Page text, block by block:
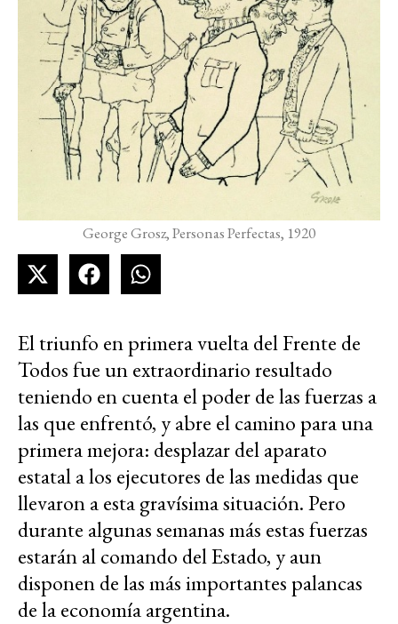
George Grosz, Personas Perfectas, 1920
El triunfo en primera vuelta del Frente de
Todos fue un extraordinario resultado
teniendo en cuenta el poder de las fuerzas a
las que enfrentó, y abre el camino para una
primera mejora: desplazar del aparato
estatal a los ejecutores de las medidas que
llevaron a esta gravísima situación. Pero
durante algunas semanas más estas fuerzas
estarán al comando del Estado, y aun
disponen de las más importantes palancas
de la economía argentina.